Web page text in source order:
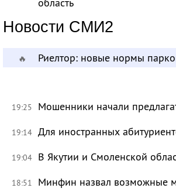
область
Новости СМИ2
🔥 Риелтор: новые нормы
19:25 Мошенники начали
19:14 Для иностранных
19:04 В Якутии и Смоленской
18:51 Минфин назвал возможные